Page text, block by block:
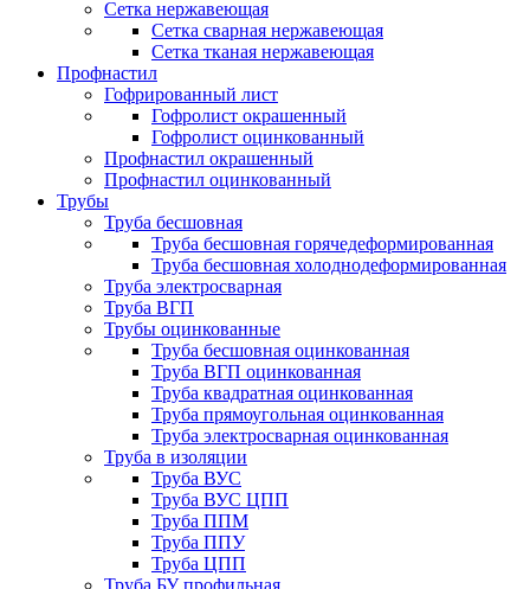
Сетка нержавеющая
Сетка сварная нержавеющая
Сетка тканая нержавеющая
Профнастил
Гофрированный лист
Гофролист окрашенный
Гофролист оцинкованный
Профнастил окрашенный
Профнастил оцинкованный
Трубы
Труба бесшовная
Труба бесшовная горячедеформированная
Труба бесшовная холоднодеформированная
Труба электросварная
Труба ВГП
Трубы оцинкованные
Труба бесшовная оцинкованная
Труба ВГП оцинкованная
Труба квадратная оцинкованная
Труба прямоугольная оцинкованная
Труба электросварная оцинкованная
Труба в изоляции
Труба ВУС
Труба ВУС ЦПП
Труба ППМ
Труба ППУ
Труба ЦПП
Труба БУ профильная